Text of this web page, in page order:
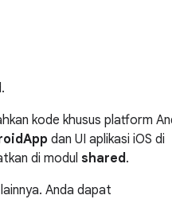
kode khusus platform
dan UI aplikasi iOS di
di modul shared.
Anda dapat